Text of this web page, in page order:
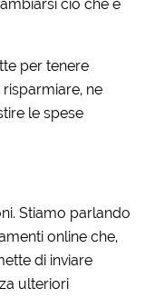
ciò che è
per tenere
ne
le spese
Stiamo parlando
online che,
di inviare
ulteriori